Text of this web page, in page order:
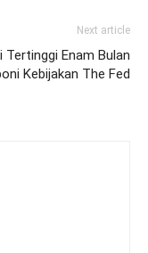
Next article
Tertinggi Enam Bulan
Kebijakan The Fed